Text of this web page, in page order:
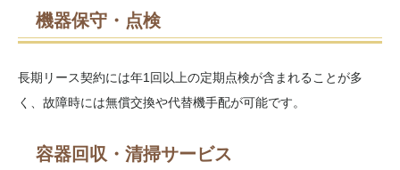
機器保守・点検
長期リース契約には年1回以上の定期点検が含まれることが多
く、故障時には無償交換や代替機手配が可能です。
容器回収・清掃サービス